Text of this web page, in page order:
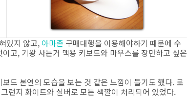
있지 않고, 아마존 구매대행을 이용해야하기 때문에 수
고, 기왕 사는거 맥용 키보드와 마우스를 장만하고 싶은
드 본연의 모습을 보는 것 같은 느낌이 들기도 했다. 로
런지 화이트와 실버로 모든 색깔이 처리되어 있었다.